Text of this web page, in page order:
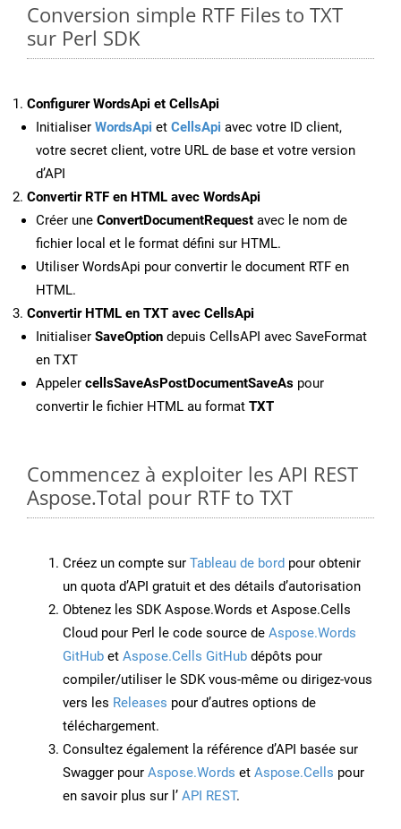
Conversion simple RTF Files to TXT
sur Perl SDK
Configurer WordsApi et CellsApi
Initialiser WordsApi et CellsApi avec votre ID client,
votre secret client, votre URL de base et votre version
d’API
Convertir RTF en HTML avec WordsApi
Créer une ConvertDocumentRequest avec le nom de
fichier local et le format défini sur HTML.
Utiliser WordsApi pour convertir le document RTF en
HTML.
Convertir HTML en TXT avec CellsApi
Initialiser SaveOption depuis CellsAPI avec SaveFormat
en TXT
Appeler cellsSaveAsPostDocumentSaveAs pour
convertir le fichier HTML au format TXT
Commencez à exploiter les API REST
Aspose.Total pour RTF to TXT
Créez un compte sur Tableau de bord pour obtenir
un quota d’API gratuit et des détails d’autorisation
Obtenez les SDK Aspose.Words et Aspose.Cells
Cloud pour Perl le code source de Aspose.Words
GitHub et Aspose.Cells GitHub dépôts pour
compiler/utiliser le SDK vous-même ou dirigez-vous
vers les Releases pour d’autres options de
téléchargement.
Consultez également la référence d’API basée sur
Swagger pour Aspose.Words et Aspose.Cells pour
en savoir plus sur l’ API REST.